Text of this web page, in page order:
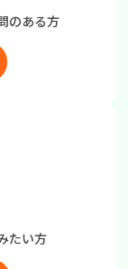
のある方
たい方